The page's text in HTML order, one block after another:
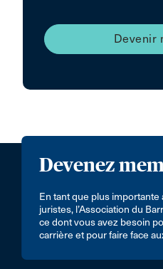
Devenir
Devenez
En tant que plus importante
juristes, l’Association du
ce dont vous avez besoin
carrière et pour faire face